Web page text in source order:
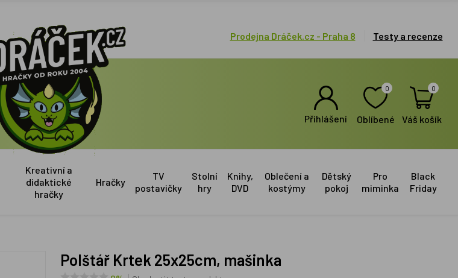
Prodejna Dráček.cz - Praha 8 Testy a recenze
Přihlášení
0
Oblíbené
0
Váš košík
Kreativní a
didaktické
hračky
Hračky
TV
postavičky
Stolní
hry
Knihy,
DVD
Oblečení a
kostýmy
Dětský
pokoj
Pro
miminka
Black
Friday
Polštář Krtek 25x25cm, mašinka